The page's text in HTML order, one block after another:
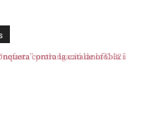
prolongació de la C-32 i